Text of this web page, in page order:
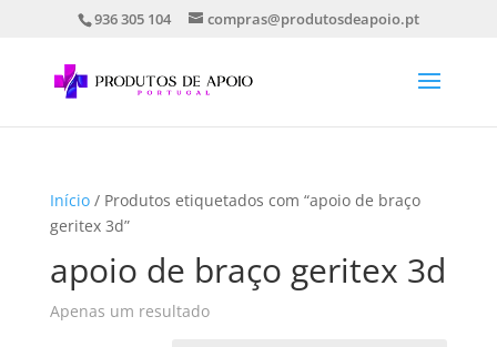
936 305 104 compras@produtosdeapoio.pt
Início/ Produtos etiquetados com “apoio de braço
geritex 3d”
apoio de braço geritex 3d
Apenas um resultado